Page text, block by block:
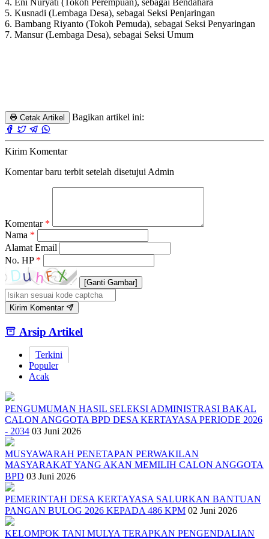
5. Kusnadi (Lembaga Desa), sebagai Seksi Penjaringan
6. Bambang Riyanto (Tokoh Pemuda), sebagai Seksi Penyaringan
7. Mansur (Lembaga Desa), sebagai Seksi Umum
Cetak Artikel Bagikan artikel ini:
Kirim Komentar
Komentar baru terbit setelah disetujui Admin
Komentar *
Nama *
Alamat Email
No. HP *
[Ganti Gambar]
Kirim Komentar
Arsip Artikel
Terkini
Populer
Acak
PENGUMUMAN HASIL SELEKSI ADMINISTRASI BAKAL
CALON ANGGOTA BPD DESA KERTAYASA PERIODE 2026
- 2034 03 Juni 2026
MUSYAWARAH PENETAPAN PERWAKILAN
MASYARAKAT YANG AKAN MEMILIH CALON ANGGOTA
BPD 03 Juni 2026
PEMERINTAH DESA KERTAYASA SALURKAN BANTUAN
PANGAN BULOG 2026 KEPADA 486 KPM 02 Juni 2026
KELOMPOK TANI MULYA TERAPKAN PENGENDALIAN